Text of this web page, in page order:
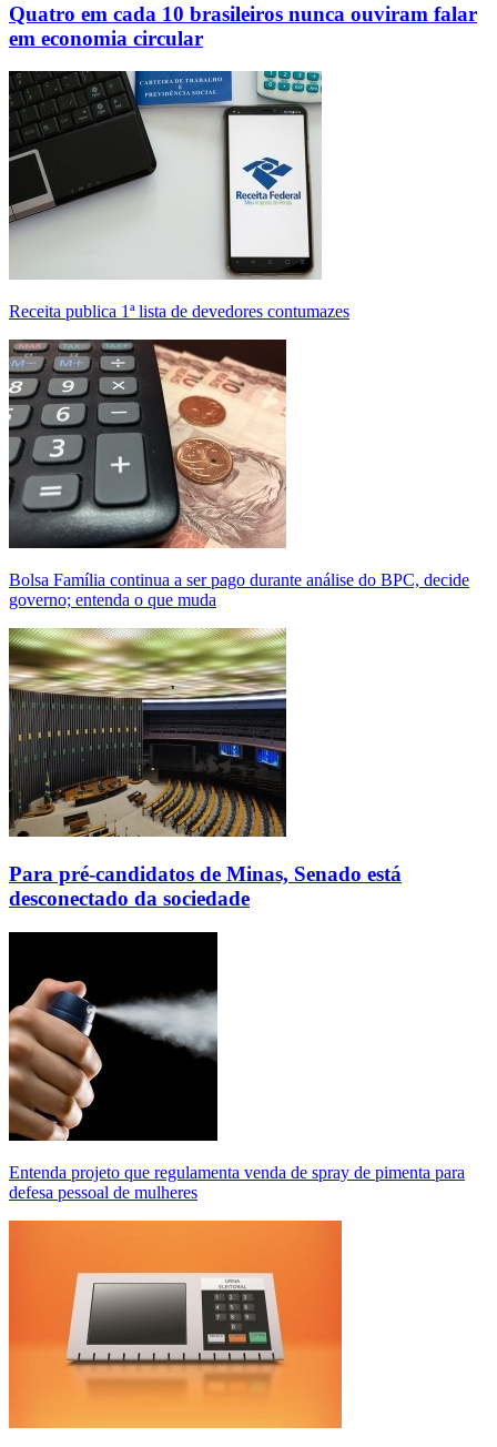
Quatro em cada 10 brasileiros nunca ouviram falar
em economia circular
Receita publica 1ª lista de devedores contumazes
Bolsa Família continua a ser pago durante análise do BPC, decide
governo; entenda o que muda
Para pré-candidatos de Minas, Senado está
desconectado da sociedade
Entenda projeto que regulamenta venda de spray de pimenta para
defesa pessoal de mulheres